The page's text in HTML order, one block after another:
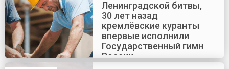
Ленинградской битвы,
30 лет назад
кремлёвские куранты
впервые исполнили
Государственный гимн
России